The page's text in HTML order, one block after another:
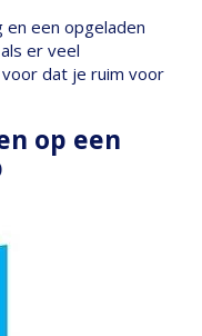
een opgeladen
er veel
dat je ruim voor
op een